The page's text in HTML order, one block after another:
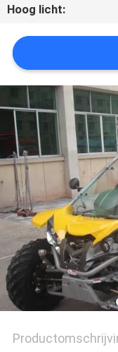
SITEMAP
Hoog licht: